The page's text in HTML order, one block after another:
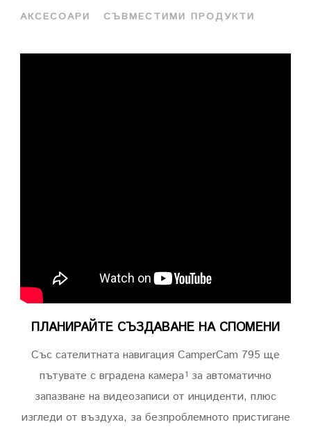
АКСЕСОАРИ СЪВМЕСТИМИ ПРОДУКТИ
ПЛАНИРАЙТЕ СЪЗДАВАНЕ НА СПОМЕНИ
Със сателитната навигация CamperCam 795 ще
пътувате с вградена камера1 за автоматично
запазване на видеозаписи от инциденти, плюс
изгледи от въздуха, за безпроблемното пристигане